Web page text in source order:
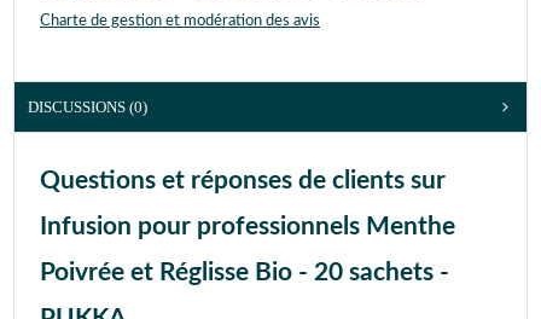
Charte de gestion et modération des avis
DISCUSSIONS (0)
Questions et réponses de clients sur
Infusion pour professionnels Menthe
Poivrée et Réglisse Bio - 20 sachets -